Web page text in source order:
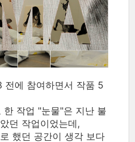
에 참여하면서 작품 5
작업 "눈물"은 지난 불
던 작업이었는데,
했던 공간이 생각 보다